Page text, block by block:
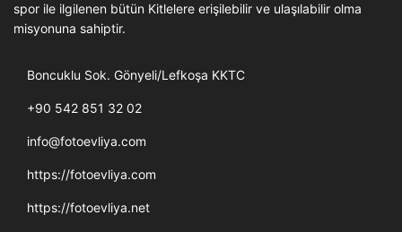
spor ile ilgilenen bütün Kitlelere erişilebilir ve ulaşılabilir olma
misyonuna sahiptir.
Boncuklu Sok. Gönyeli/Lefkoşa KKTC
+90 542 851 32 02
info@fotoevliya.com
https://fotoevliya.com
https://fotoevliya.net